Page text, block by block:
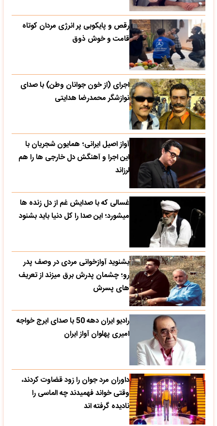
رقص و پایکوبی پر انرژی مردان کوتاه
قامت و خوش ذوق
اجرای (از خون جوانان وطن) با صدای
نوازشگر محمدرضا هدایتی
آواز اصیل ایرانی؛ همایون شجریان با
این اجرا و آهنگش دل خارجی ها را هم
لرزاند
غسالی که با صدایش غم از دل زنده ها
میشورد؛ این صدا را کل دنیا باید بشنود
بشنوید آوازخوانی مردی در وصف پدر
رو؛ چشمان پدرش برق میزند از تعریف
های پسرش
رادیو ایران دهه 50 با صدای ایرج خواجه
امیری پهلوان آواز ایران
داوران مرد جوان را زود قضاوت کردند،
وقتی خواند فهمیدند چه الماسی را
نادیده گرفته اند